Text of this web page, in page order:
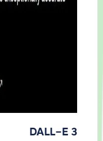
DALL-E 3